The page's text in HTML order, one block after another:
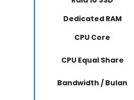
Dedicated RAM
CPU Core
CPU Equal Share
Bandwidth / Bulan